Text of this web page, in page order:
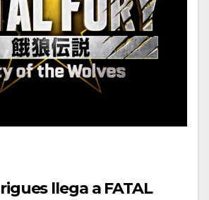
llega a FATAL